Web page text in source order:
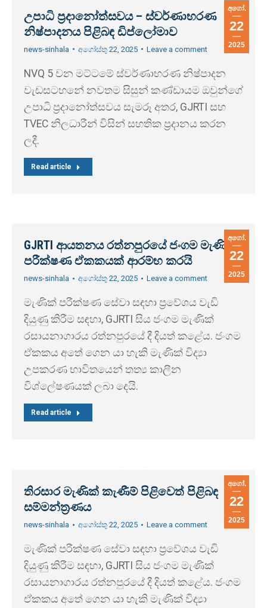
අගෝ.
22
2025
උපාධි ප්‍රදානෝත්සවය – ස්වර්ණාභරණ
නිෂ්පාදනය පිළිබඳ ඩිප්ලෝමාව
news-sinhala අගෝස්තු 22, 2025 Leave a comment
NVQ 5 වන මට්ටමේ ස්වර්ණාභරණ නිෂ්පාදන
වැඩසටහනේ නවතම සිසුන් කණ්ඩායම ඔවුන්ගේ
උපාධි ප්‍රදානෝත්සවය සැමරූ අතර, GJRTI සහ
TVEC නිලධාරීන් විසින් සහතික ප්‍රදානය කරන
ලදී.
Read article
අගෝ.
22
2025
GJRTI ආයතනය රත්නපුරයේ ජංගම මැණික්
පරීක්ෂණ ඒකකයක් ආරම්භ කරයි
news-sinhala අගෝස්තු 22, 2025 Leave a comment
මැණික් පරීක්ෂණ සේවා සඳහා ප්‍රවේශය වැඩි
දියුණු කිරීම සඳහා, GJRTI සිය ජංගම මැණික්
රසායනාගාරය රත්නපුරයේ දී දියත් කළේය. ජංගම
ඒකකය අතේ ගෙන යා හැකි මැණික් විද්‍යා
උපකරණ භාවිතයෙන් තත්‍ය කාලීන
විශ්ලේෂණයක් ලබා දෙයි.
Read article
අගෝ.
22
2025
තිරසාර මැණික් කැණීම් පිළිවෙත් පිළිබඳ
සම්මන්ත්‍රණය
news-sinhala අගෝස්තු 22, 2025 Leave a comment
මැණික් පරීක්ෂණ සේවා සඳහා ප්‍රවේශය වැඩි
දියුණු කිරීම සඳහා, GJRTI සිය ජංගම මැණික්
රසායනාගාරය රත්නපුරයේ දී දියත් කළේය. ජංගම
ඒකකය අතේ ගෙන යා හැකි මැණික් විද්‍යා